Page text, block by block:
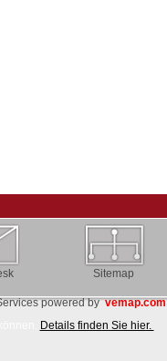
Sitemap
powered byvemap.com
Details finden Sie hier.